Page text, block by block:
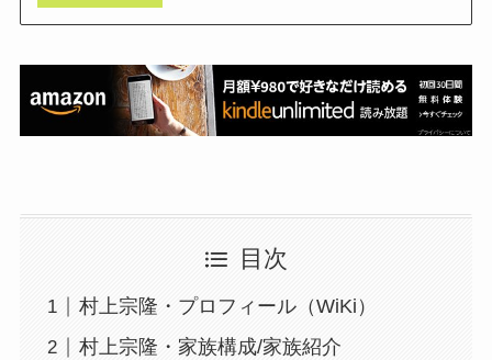
目次
村上宗隆・プロフィール（WiKi）
村上宗隆・家族構成/家族紹介